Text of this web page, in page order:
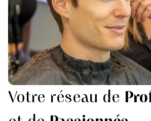
Votre réseau de